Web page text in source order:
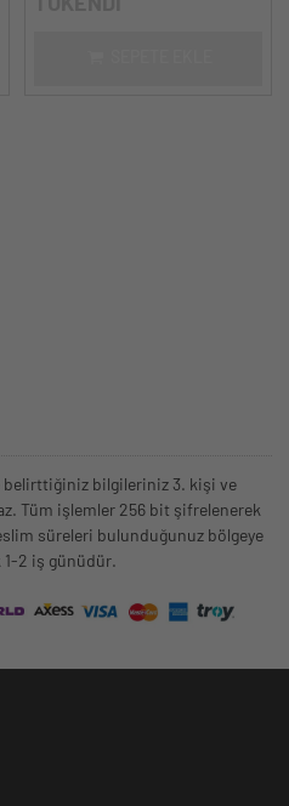
belirttiğiniz bilgileriniz 3. kişi ve
Tüm işlemler 256 bit şifrelenerek
süreleri bulunduğunuz bölgeye
1-2 iş günüdür.